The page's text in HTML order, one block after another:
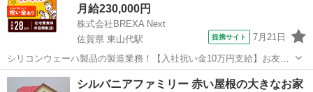
月給230,000円
株式会社BREXA Next
佐賀県 東山代駅
提携サイト 7月21日
シリコンウェーハ製品の製造業務！【入社祝い金10万円支給】お友達
やカップルとの応募OK◎年間休日129日＆休出なしでプライベート充
実♪業務はクリーンルームで快適作業◎自社正社員登用制度あり★1食
佐賀 伊万里市 その他
シルバニアファミリー 赤い屋根の大きなお家